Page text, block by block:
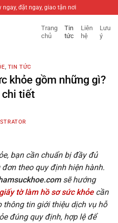
ngay, đặt ngay, giao tận nơi
Trang
chủ
Tin
tức
Liên
hệ
Lưu
ý
, TIN TỨC
khỏe gồm những gì?
chi tiết
bạn cần chuẩn bị đầy đủ
theo quy định hiện hành.
sẽ hướng
giấy tờ làm hồ sơ sức khỏecần
tin giới thiệu dịch vụ hỗ
đúng quy định, hợp lệ để